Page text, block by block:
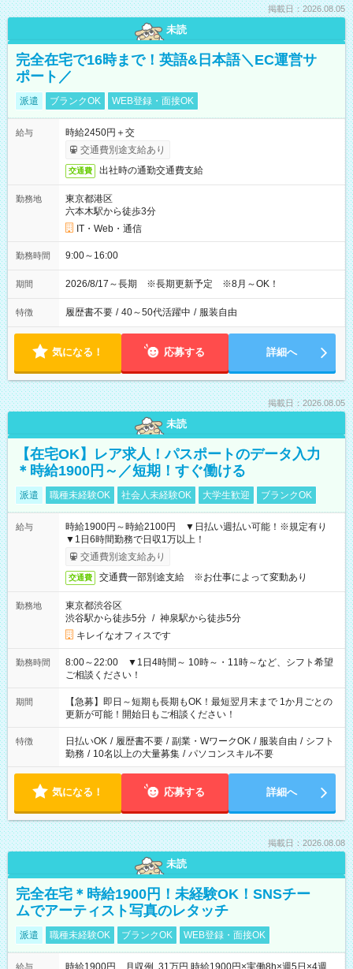
掲載日：2026.08.05
未読
完全在宅で16時まで！英語&日本語＼EC運営サ
ポート／
派遣 ブランクOK WEB登録・面接OK
給与
時給2450円＋交
交通費別途支給あり
交通費 出社時の通勤交通費支給
勤務地
東京都港区
六本木駅から徒歩3分
IT・Web・通信
勤務時間 9:00～16:00
期間 2026/8/17～長期 ※長期更新予定 ※8月～OK！
特徴 履歴書不要 / 40～50代活躍中 / 服装自由
気になる！ 応募する 詳細へ
掲載日：2026.08.05
未読
【在宅OK】レア求人！パスポートのデータ入力
＊時給1900円～／短期！すぐ働ける
派遣 職種未経験OK 社会人未経験OK 大学生歓迎 ブランクOK
給与
時給1900円～時給2100円 ▼日払い週払い可能！※規定有り
▼1日6時間勤務で日収1万以上！
交通費別途支給あり
交通費 交通費一部別途支給 ※お仕事によって変動あり
勤務地
東京都渋谷区
渋谷駅から徒歩5分 / 神泉駅から徒歩5分
キレイなオフィスです
勤務時間
8:00～22:00 ▼1日4時間～ 10時～・11時～など、シフト希望
ご相談ください！
期間
【急募】即日～短期も長期もOK！最短翌月末まで 1か月ごとの
更新が可能！開始日もご相談ください！
特徴 日払いOK / 履歴書不要 / 副業・WワークOK / 服装自由 / シフト
勤務 / 10名以上の大量募集 / パソコンスキル不要
気になる！ 応募する 詳細へ
掲載日：2026.08.08
未読
完全在宅＊時給1900円！未経験OK！SNSチー
ムでアーティスト写真のレタッチ
派遣 職種未経験OK ブランクOK WEB登録・面接OK
給与 時給1900円 月収例 31万円 時給1900円×実働8h×週5日×4週